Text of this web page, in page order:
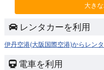
大き
レンタカーを利用
伊丹空港(大阪国際空港)からレン
電車を利用